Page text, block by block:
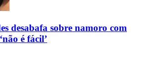
desabafa sobre namoro com
é fácil’